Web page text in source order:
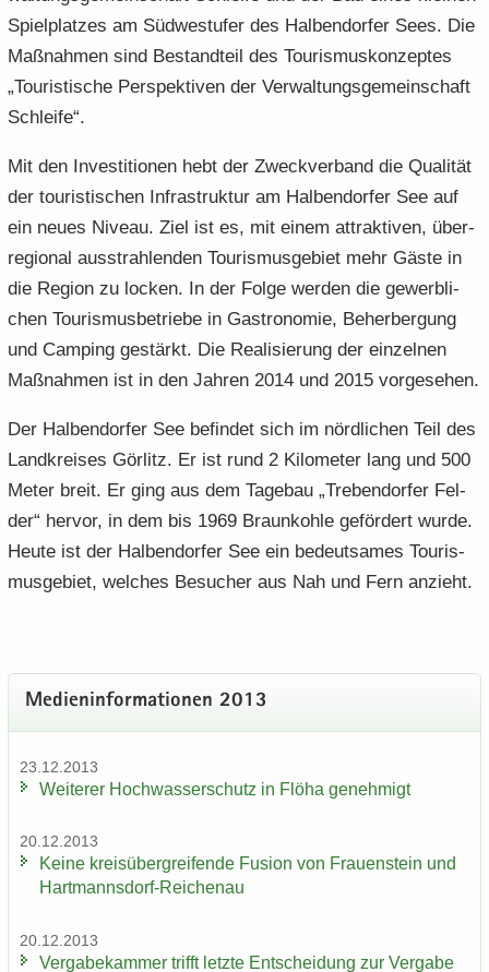
Spiel­plat­zes am Süd­west­ufer des Hal­ben­dor­fer Sees. Die
Maß­nah­men sind Be­stand­teil des Tou­ris­mus­kon­zep­tes
„Tou­ris­ti­sche Per­spek­ti­ven der Ver­wal­tungs­ge­mein­schaft
Schlei­fe“.
Mit den In­ves­ti­tio­nen hebt der Zweck­ver­band die Qua­li­tät
der tou­ris­ti­schen In­fra­struk­tur am Hal­ben­dor­fer See auf
ein neues Ni­veau. Ziel ist es, mit einem at­trak­ti­ven, über­
re­gio­nal aus­strah­len­den Tou­ris­mus­ge­biet mehr Gäste in
die Re­gi­on zu lo­cken. In der Folge wer­den die ge­werb­li­
chen Tou­ris­mus­be­trie­be in Gas­tro­no­mie, Be­her­ber­gung
und Cam­ping ge­stärkt. Die Rea­li­sie­rung der ein­zel­nen
Maß­nah­men ist in den Jah­ren 2014 und 2015 vor­ge­se­hen.
Der Hal­ben­dor­fer See be­fin­det sich im nörd­li­chen Teil des
Land­krei­ses Gör­litz. Er ist rund 2 Ki­lo­me­ter lang und 500
Meter breit. Er ging aus dem Ta­ge­bau „Tre­ben­dor­fer Fel­
der“ her­vor, in dem bis 1969 Braun­koh­le ge­för­dert wurde.
Heute ist der Hal­ben­dor­fer See ein be­deut­sa­mes Tou­ris­
mus­ge­biet, wel­ches Be­su­cher aus Nah und Fern an­zieht.
Me­di­en­in­for­ma­tio­nen 2013
23.12.2013
Wei­te­rer Hoch­was­ser­schutz in Flöha ge­neh­migt
20.12.2013
Keine kreis­über­grei­fen­de Fu­si­on von Frau­en­stein und
Hartmannsdorf-​Reichenau
20.12.2013
Ver­ga­be­kam­mer trifft letz­te Ent­schei­dung zur Ver­ga­be